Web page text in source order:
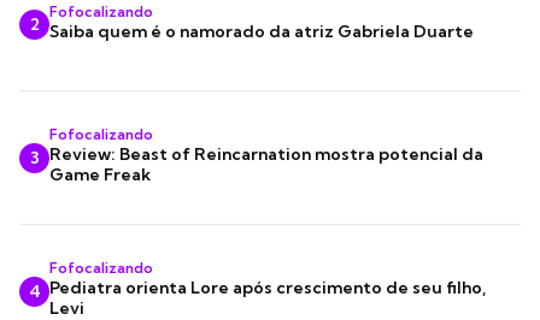
2
Fofocalizando
Saiba quem é o namorado da atriz Gabriela Duarte
3
Fofocalizando
Review: Beast of Reincarnation mostra potencial da
Game Freak
4
Fofocalizando
Pediatra orienta Lore após crescimento de seu filho,
Levi